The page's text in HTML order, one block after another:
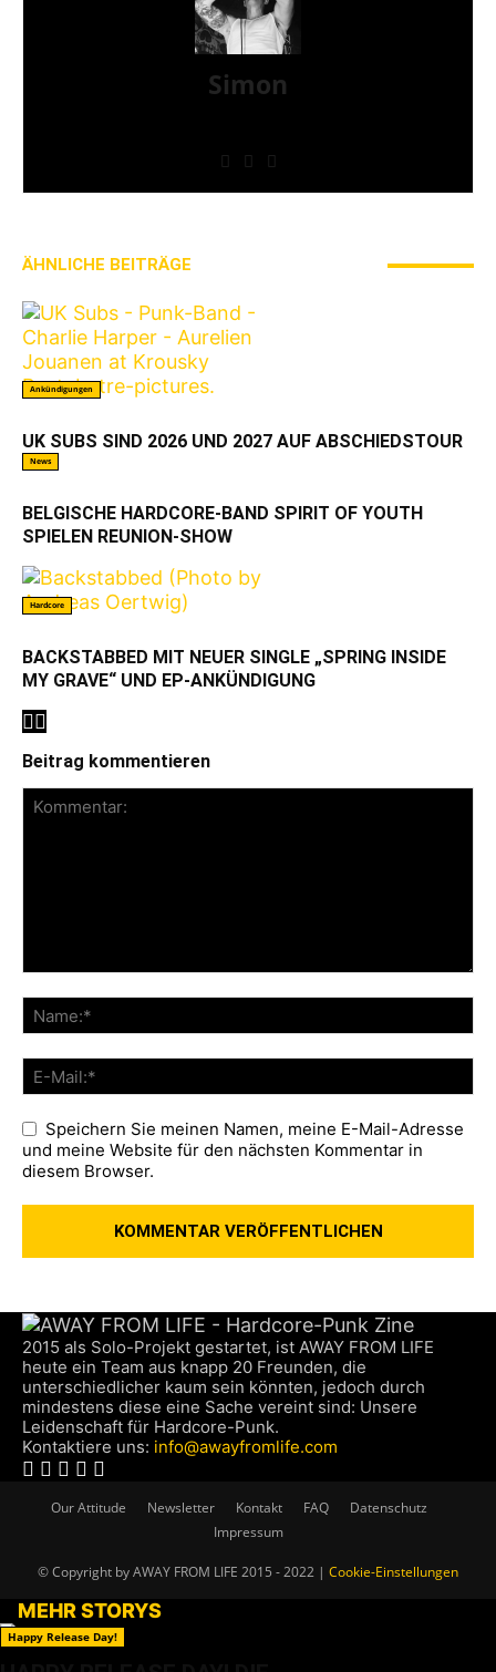
Simon
ÄHNLICHE BEITRÄGE
Ankündigungen
UK SUBS SIND 2026 UND 2027 AUF ABSCHIEDSTOUR
News
BELGISCHE HARDCORE-BAND SPIRIT OF YOUTH
SPIELEN REUNION-SHOW
Hardcore
BACKSTABBED MIT NEUER SINGLE „SPRING INSIDE
MY GRAVE“ UND EP-ANKÜNDIGUNG
Beitrag kommentieren
Speichern Sie meinen Namen, meine E-Mail-Adresse
und meine Website für den nächsten Kommentar in
diesem Browser.
2015 als Solo-Projekt gestartet, ist AWAY FROM LIFE
heute ein Team aus knapp 20 Freunden, die
unterschiedlicher kaum sein könnten, jedoch durch
mindestens diese eine Sache vereint sind: Unsere
Leidenschaft für Hardcore-Punk.
Kontaktiere uns: info@awayfromlife.com
Our Attitude Newsletter Kontakt FAQ
Datenschutz
Impressum
© Copyright by AWAY FROM LIFE 2015 - 2022 | Cookie-Einstellungen
MEHR STORYS
Happy Release Day!